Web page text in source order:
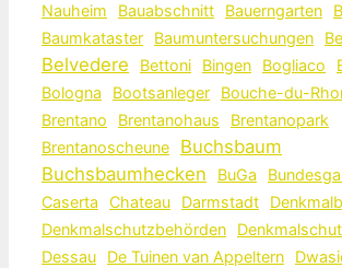
Nauheim
Bauabschnitt Bauerngarten
Baumkataster
Baumuntersuchungen
Belvedere Bettoni Bingen Bogliaco
Bologna
Bootsanleger
Bouche-du-
Brentano
Brentanohaus
Brentanopark
Brentanoscheune
Buchsbaum
Buchsbaumhecken
BuGa
Caserta
Chateau Darmstadt
Denkmalschutzbehörden
Dessau
De Tuinen van Appeltern